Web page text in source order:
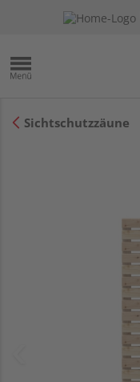
Sichtschutzzäune